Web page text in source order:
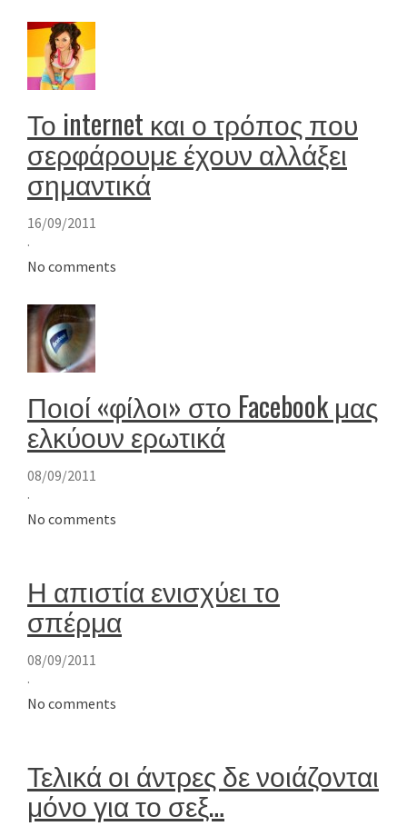
Το internet και ο τρόπος που
σερφάρουμε έχουν αλλάξει
σημαντικά
16/09/2011
·
No comments
Ποιοί «φίλοι» στο Facebook μας
ελκύουν ερωτικά
08/09/2011
·
No comments
Η απιστία ενισχύει το
σπέρμα
08/09/2011
·
No comments
Τελικά οι άντρες δε νοιάζονται
μόνο για το σεξ…